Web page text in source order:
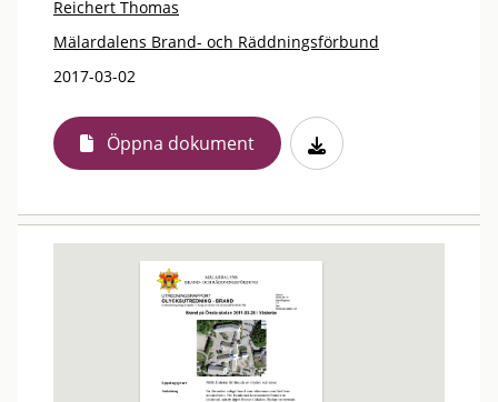
Reichert Thomas
Mälardalens Brand- och Räddningsförbund
2017-03-02
Öppna dokument